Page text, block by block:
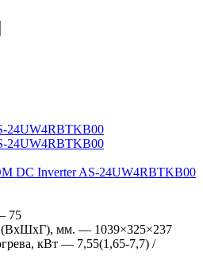
DC Inverter AS-24UW4RBTKB00
75
(ВхШхГ), мм. — 1039×325×237
кВт — 7,55(1,65-7,7) /